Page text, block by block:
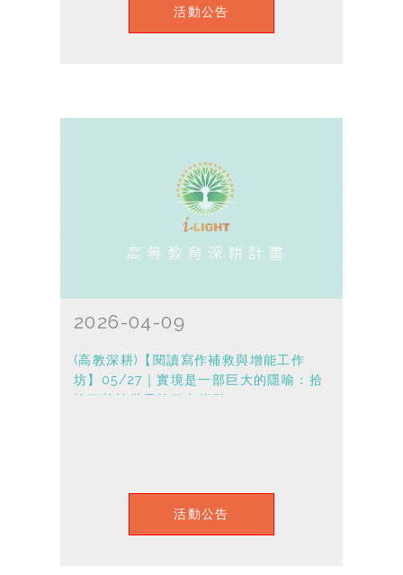
活動公告
2026-04-09
(高教深耕)【閱讀寫作補救與增能工作
坊】05/27｜實境是一部巨大的隱喻：拾
撿散落於世界的散文指引
活動公告